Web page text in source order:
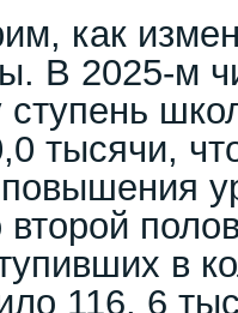
как
В 2025-м
тысячи,
второй
в
116, 6